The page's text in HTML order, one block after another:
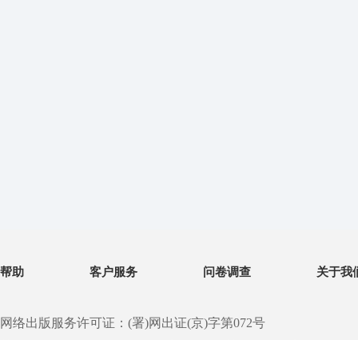
帮助 客户服务 问卷调查 关于我
网络出版服务许可证：(署)网出证(京)字第072号